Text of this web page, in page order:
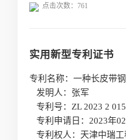
点击次数： 761
实用新型专利证书
专利名称：一种长皮带
发明人：张军
专利号：ZL 2023 2
专利申请日：2023年02
专利权人：天津中瑞工